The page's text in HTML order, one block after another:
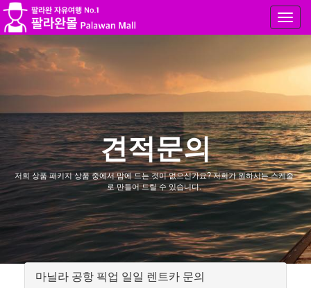
견적문의
저희 상품 패키지 상품 중에서 맘에 드는 것이 없으신가요? 저희가 원하시는 스케줄
로 만들어 드릴 수 있습니다.
마닐라 공항 픽업 일일 렌트카 문의